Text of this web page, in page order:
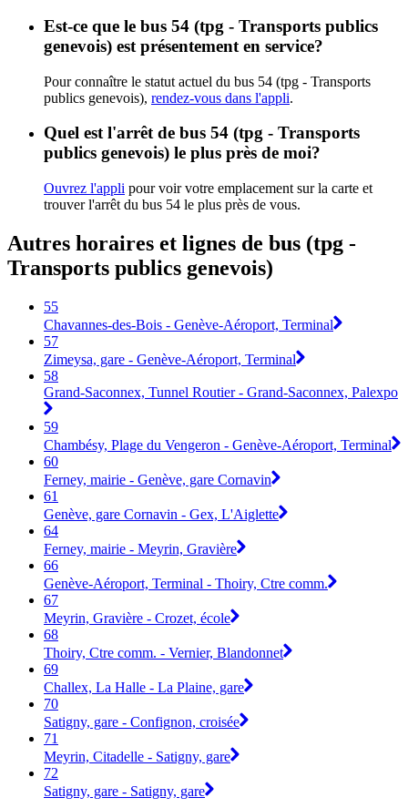
Est-ce que le bus 54 (tpg - Transports publics
genevois) est présentement en service?
Pour connaître le statut actuel du bus 54 (tpg - Transports
publics genevois), rendez-vous dans l'appli.
Quel est l'arrêt de bus 54 (tpg - Transports
publics genevois) le plus près de moi?
Ouvrez l'appli pour voir votre emplacement sur la carte et
trouver l'arrêt du bus 54 le plus près de vous.
Autres horaires et lignes de bus (tpg -
Transports publics genevois)
55
Chavannes-des-Bois - Genève-Aéroport, Terminal
57
Zimeysa, gare - Genève-Aéroport, Terminal
58
Grand-Saconnex, Tunnel Routier - Grand-Saconnex, Palexpo
59
Chambésy, Plage du Vengeron - Genève-Aéroport, Terminal
60
Ferney, mairie - Genève, gare Cornavin
61
Genève, gare Cornavin - Gex, L'Aiglette
64
Ferney, mairie - Meyrin, Gravière
66
Genève-Aéroport, Terminal - Thoiry, Ctre comm.
67
Meyrin, Gravière - Crozet, école
68
Thoiry, Ctre comm. - Vernier, Blandonnet
69
Challex, La Halle - La Plaine, gare
70
Satigny, gare - Confignon, croisée
71
Meyrin, Citadelle - Satigny, gare
72
Satigny, gare - Satigny, gare